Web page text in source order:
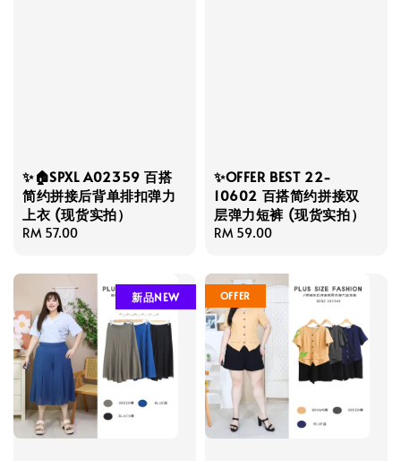
✨🏠SPXL A02359 百搭
简约拼接后背单排扣弹力
上衣 (现货实拍）
Regular
RM 57.00
✨OFFER BEST 22-
10602 百搭简约拼接双
层弹力短裤 (现货实拍）
Regular
RM 59.00
新品NEW OFFER